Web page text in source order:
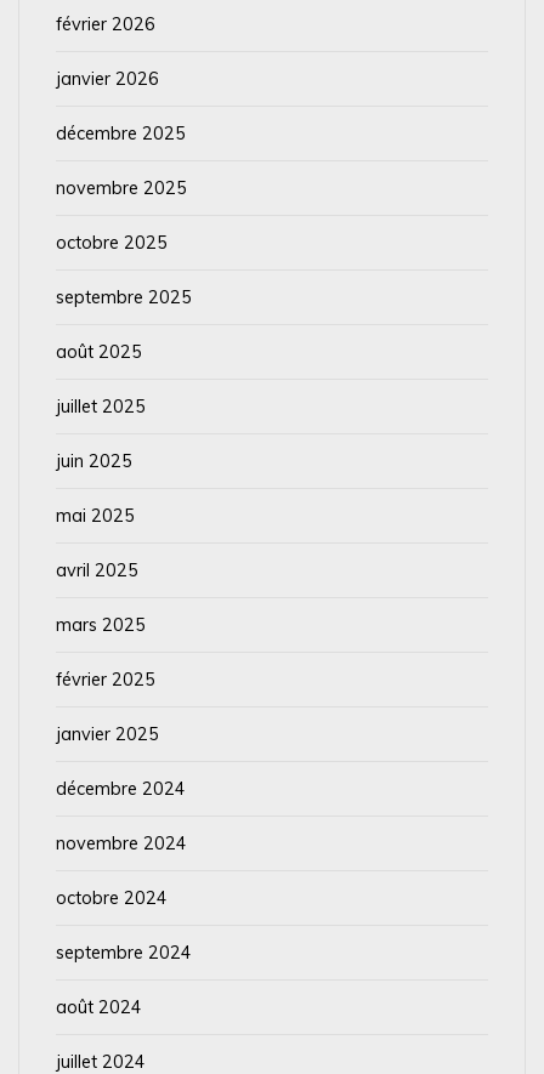
février 2026
janvier 2026
décembre 2025
novembre 2025
octobre 2025
septembre 2025
août 2025
juillet 2025
juin 2025
mai 2025
avril 2025
mars 2025
février 2025
janvier 2025
décembre 2024
novembre 2024
octobre 2024
septembre 2024
août 2024
juillet 2024